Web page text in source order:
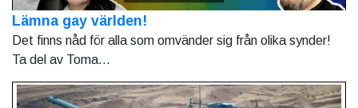
Lämna gay världen!
Det finns nåd för alla som omvänder sig från olika synder!
Ta del av Toma...